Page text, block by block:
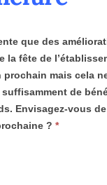
que des
la fête de
prochain mais cela
de
Envisagez-vous
? *